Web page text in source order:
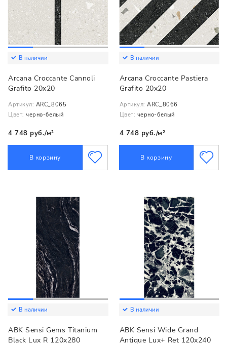
В наличии
Arcana Croccante Cannoli
Grafito 20x20
Артикул: ARC_8065
Цвет: черно-белый
4 748 руб./м²
В корзину
В наличии
Arcana Croccante Pastiera
Grafito 20x20
Артикул: ARC_8066
Цвет: черно-белый
4 748 руб./м²
В корзину
В наличии
ABK Sensi Gems Titanium
Black Lux R 120x280
В наличии
ABK Sensi Wide Grand
Antique Lux+ Ret 120x240